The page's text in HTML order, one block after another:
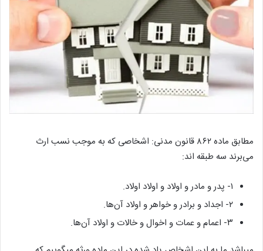
مطابق ماده قانون مدنی: اشخاصی که به موجب نسب ارث
می‌برند سه طبقه اند:
۱- پدر و مادر و اولاد و اولاد اولاد.
۲- اجداد و برادر و خواهر و اولاد آن‌ها.
۳- اعمام و عمات و اخوال و خالات و اولاد آن‌ها.